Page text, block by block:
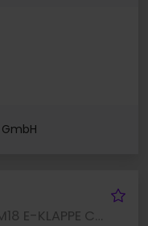
Tayron 1.5 HYBRID LIFE CAM LM18 E-KLAPPE CARPLAY